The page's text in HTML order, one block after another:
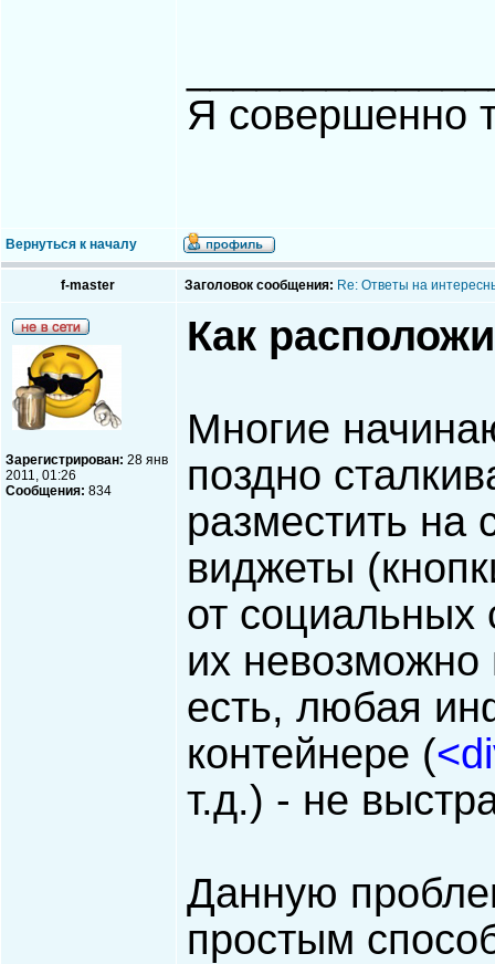
Я совершенно
Вернуться к началу
f-master Заголовок сообщения: Re: Ответы на
Зарегистрирован: 28 янв
2011, 01:26
Сообщения: 834
Как
Многие
поздно
разместить на
виджеты
от социальных
их невозможно
есть, любая
контейнере (
т.д.) - не
Данную
простым